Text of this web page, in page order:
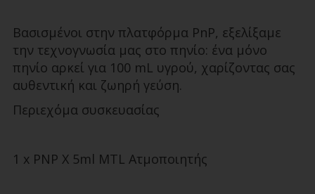
Βασισμένοι στην πλατφόρμα PnP, εξελίξαμε
την τεχνογνωσία μας στο πηνίο: ένα μόνο
πηνίο αρκεί για 100 mL υγρού, χαρίζοντας σας
αυθεντική και ζωηρή γεύση.
Περιεχόμα συσκευασίας
1 x PNP X 5ml MTL Ατμοποιητής